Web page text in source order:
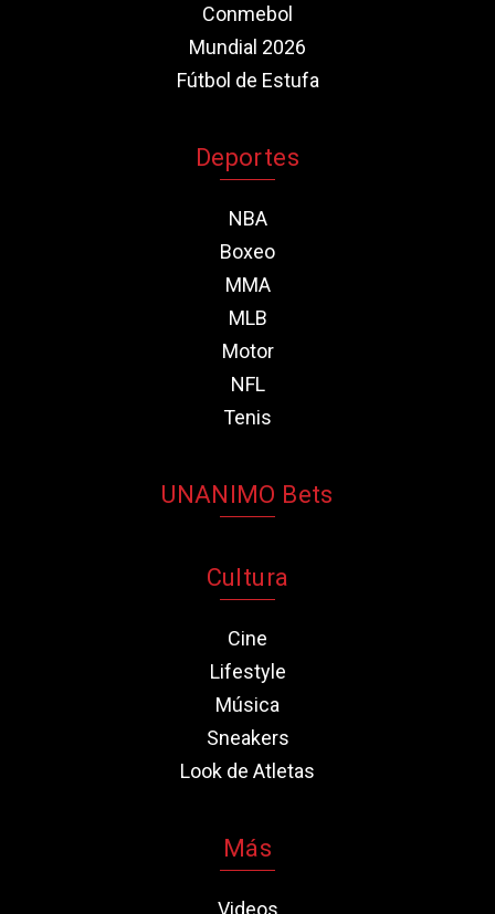
Conmebol
Mundial 2026
Fútbol de Estufa
Deportes
NBA
Boxeo
MMA
MLB
Motor
NFL
Tenis
UNANIMO Bets
Cultura
Cine
Lifestyle
Música
Sneakers
Look de Atletas
Más
Videos